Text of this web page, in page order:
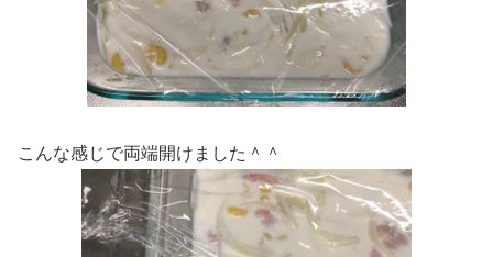
こんな感じで両端開けました＾＾